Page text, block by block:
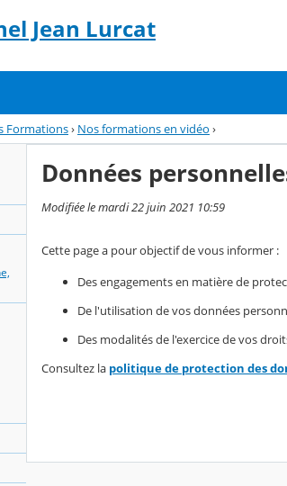
Jean Lurcat
Formations› Nos formations en vidéo ›
Données
Modifiée le mardi 22 juin 2021 10:59
Cette page a pour objectif de vous informer :
Des engagements en matière de
De l'utilisation de vos données
Des modalités de l'exercice de vos
Consultez la politique de protection des